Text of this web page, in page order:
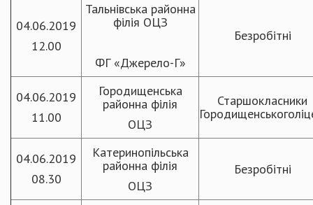
04.06.2019
12.00
Тальнівська районна
філія ОЦЗ
ФГ «Джерело-Г»
Безробітні
04.06.2019
11.00
Городищенська
районна філія
ОЦЗ
Старшокласники
04.06.2019
08.30
Катеринопільська
районна філія
ОЦЗ
Безробітні